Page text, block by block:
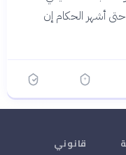
أشهر الحكام إن
قانوني